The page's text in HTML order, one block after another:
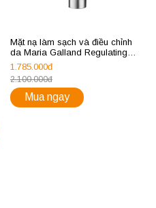
Mặt nạ làm sạch và điều chỉnh
da Maria Galland Regulating
Cleansing Mask 302
1.785.000đ
2.100.000đ
Mua ngay